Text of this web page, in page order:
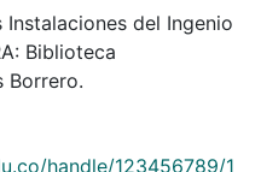
del Ingenio
Biblioteca
Borrero.
handle/123456789/1